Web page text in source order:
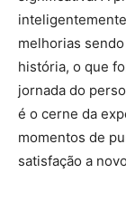
melhorias
história, o que
jornada do
é o cerne da
momentos de
satisfação a